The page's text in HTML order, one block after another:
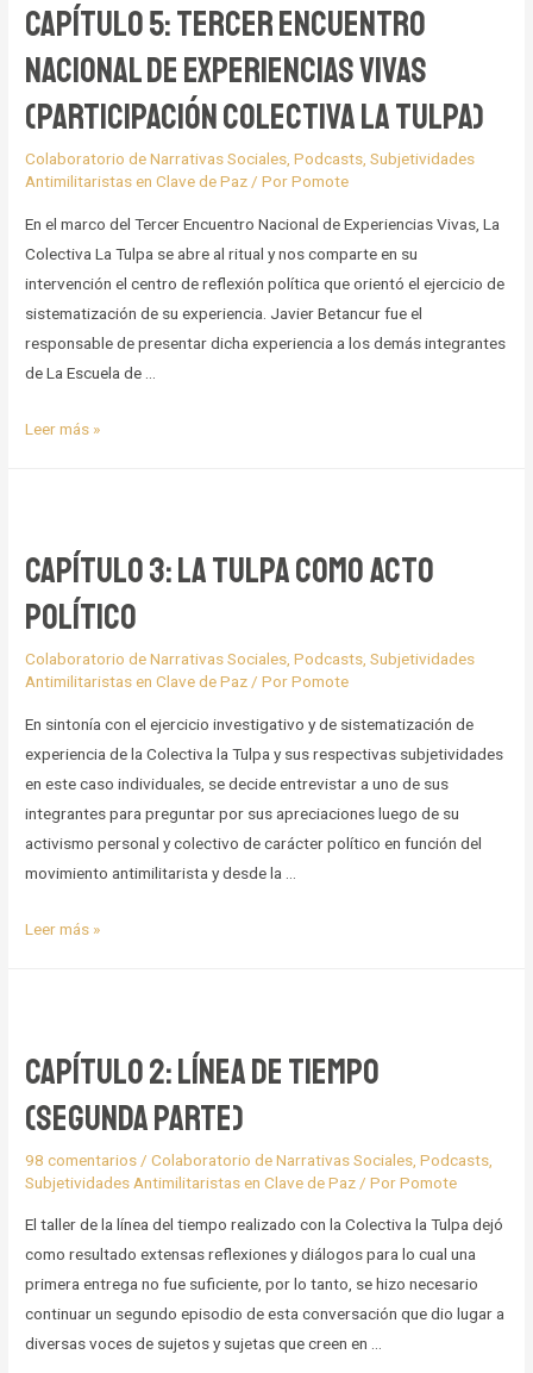
la
Experiencia
la
Tulpa)
Capítulo 5: Tercer Encuentro
Nacional de Experiencias Vivas
(Participación Colectiva la Tulpa)
Colaboratorio de Narrativas Sociales,Podcasts,Subjetividades
Antimilitaristas en Clave de Paz/ PorPomote
En el marco del Tercer Encuentro Nacional de Experiencias Vivas, La
Colectiva La Tulpa se abre al ritual y nos comparte en su
intervención el centro de reflexión política que orientó el ejercicio de
sistematización de su experiencia. Javier Betancur fue el
responsable de presentar dicha experiencia a los demás integrantes
de La Escuela de …
Capítulo
Nacional
de
Experiencias
(Participación
la
Tulpa)
Leer más »
Capítulo 3: La Tulpa como acto
político
Colaboratorio de Narrativas Sociales,Podcasts,Subjetividades
Antimilitaristas en Clave de Paz/ PorPomote
En sintonía con el ejercicio investigativo y de sistematización de
experiencia de la Colectiva la Tulpa y sus respectivas subjetividades
en este caso individuales, se decide entrevistar a uno de sus
integrantes para preguntar por sus apreciaciones luego de su
activismo personal y colectivo de carácter político en función del
movimiento antimilitarista y desde la …
Capítulo
acto
político
Leer más »
Capítulo 2: Línea de tiempo
(segunda parte)
98 comentarios /Colaboratorio de Narrativas Sociales ,Podcasts
Subjetividades Antimilitaristas en Clave de Paz / PorPomote
El taller de la línea del tiempo realizado con la Colectiva la Tulpa dejó
como resultado extensas reflexiones y diálogos para lo cual una
primera entrega no fue suficiente, por lo tanto, se hizo necesario
continuar un segundo episodio de esta conversación que dio lugar a
diversas voces de sujetos y sujetas que creen en …